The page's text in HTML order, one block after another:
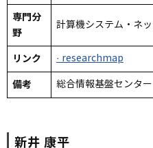
専門分
野
計算機システム・ネ
リンク · researchmap
備考 総合情報基盤センター
新井 康平